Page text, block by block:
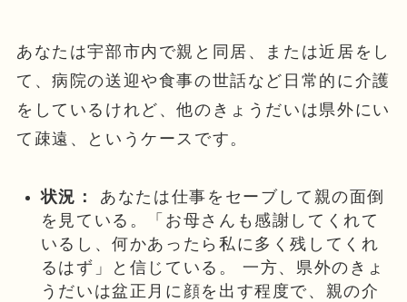
あなたは宇部市内で親と同居、または近居をし
て、病院の送迎や食事の世話など日常的に介護
をしているけれど、他のきょうだいは県外にい
て疎遠、というケースです。
状況：
あなたは仕事をセーブして親の面倒
を見ている。「お母さんも感謝してくれて
いるし、何かあったら私に多く残してくれ
るはず」と信じている。 一方、県外のきょ
うだいは盆正月に顔を出す程度で、親の介